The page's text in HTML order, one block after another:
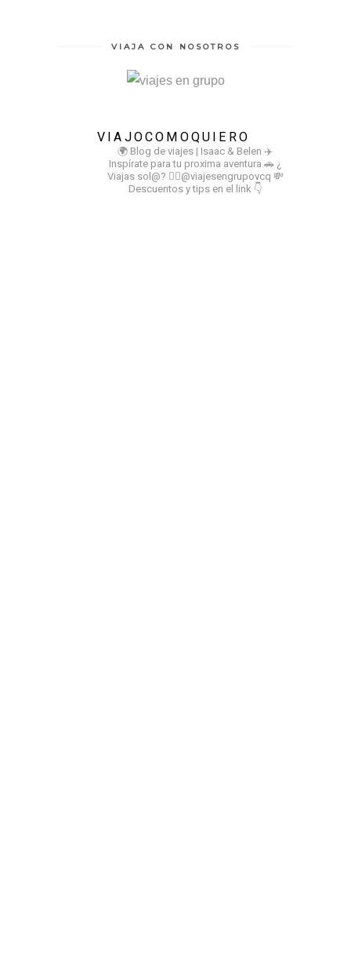
VIAJA CON NOSOTROS
VIAJOCOMOQUIERO
🌍 Blog de viajes | Isaac & Belen ✈️
Inspírate para tu proxima aventura 🚗 ¿
Viajas sol@? 👉🏻@viajesengrupovcq 💸
Descuentos y tips en el link 👇